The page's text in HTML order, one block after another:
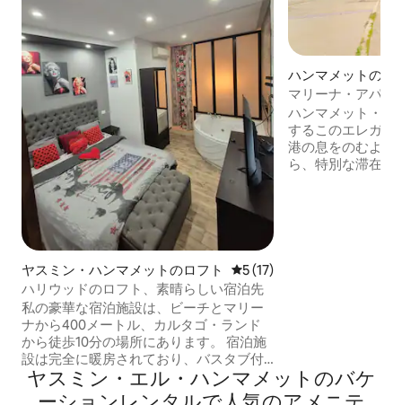
ヤスミン・ハンマメットのロフト レビュー17件、5つ星中5つ
5 (17)
ハリウッドのロフト、素晴らしい宿泊先
私の豪華な宿泊施設は、ビーチとマリー
ナから400メートル、カルタゴ・ランド
から徒歩10分の場所にあります。 宿泊施
設は完全に暖房されており、バスタブ付
きのスイート（ジャグジーではありませ
ん）、リビングルーム（2つのソファベッ
ハンマメットのマ
ート
マリーナ・アパー
色 · 3ベッドルー
ハンマメット・マ
するこのエレガン
港の息をのむよう
ら、特別な滞在を
ヤスミン・エル・ハンマメットのバケ